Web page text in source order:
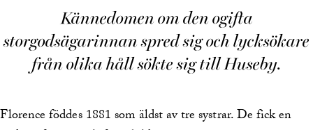
Kännedomen om den ogifta
storgodsägarinnan spred sig och lycksökare
från olika håll sökte sig till Huseby.
Florence föddes 1881 som äldst av tre systrar. De fick en